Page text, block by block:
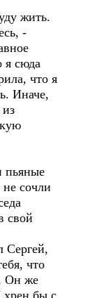
жить.
-
я сюда
что я
Иначе,
пьяные
сочли
свой
Сергей,
что
Он же
хрен бы с